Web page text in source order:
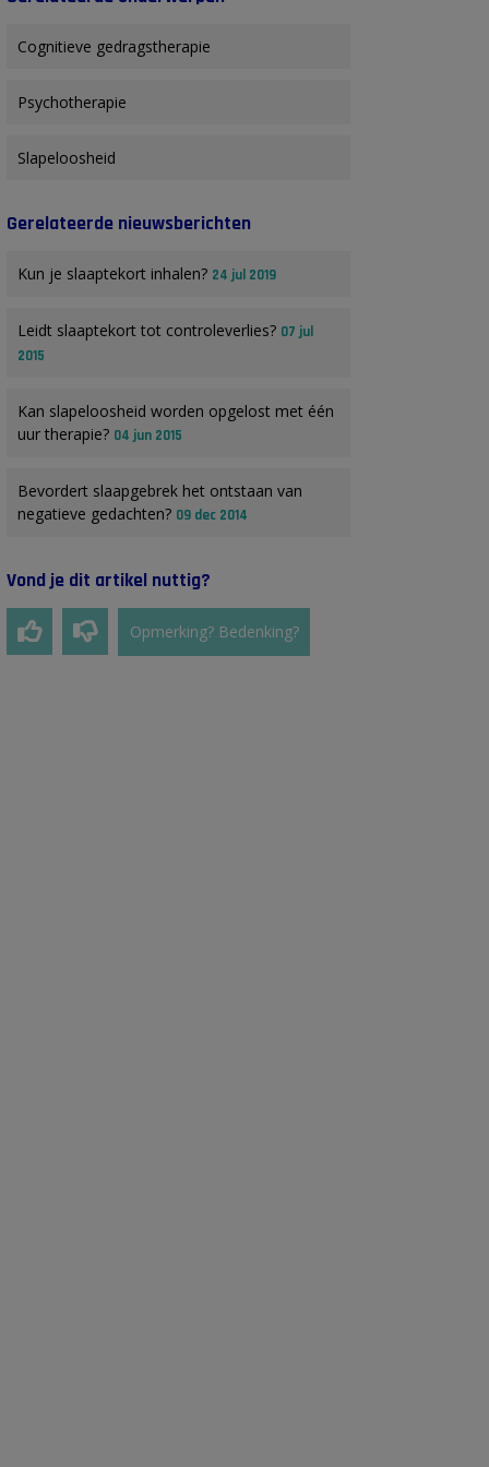
Cognitieve gedragstherapie
Psychotherapie
Slapeloosheid
Gerelateerde nieuwsberichten
Kun je slaaptekort inhalen? 24 jul 2019
Leidt slaaptekort tot controleverlies? 07 jul
2015
Kan slapeloosheid worden opgelost met één
uur therapie? 04 jun 2015
Bevordert slaapgebrek het ontstaan van
negatieve gedachten? 09 dec 2014
Vond je dit artikel nuttig?
Opmerking? Bedenking?